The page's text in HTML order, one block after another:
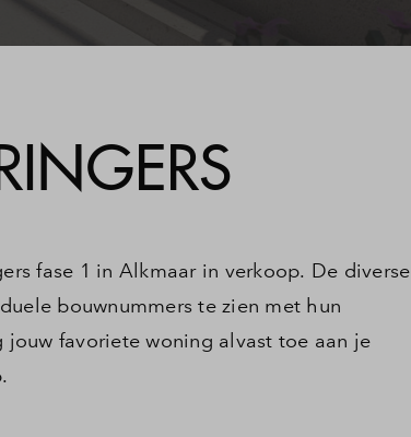
fase 1 in Alkmaar in verkoop. De diverse
bouwnummers te zien met hun
favoriete woning alvast toe aan je